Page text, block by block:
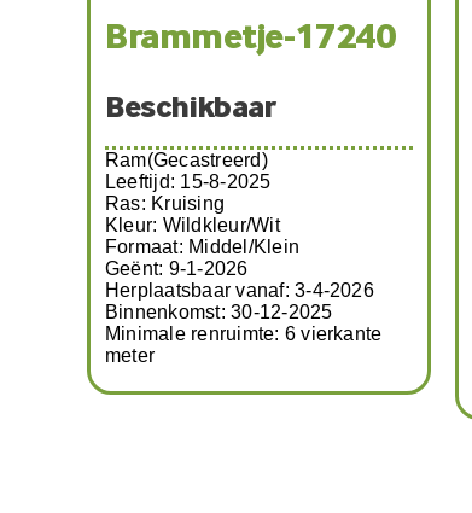
Toffee-17994
Beschikbaar
Ram(Gecastreerd)
Leeftijd: 2-3-2025
Ras: Kruising
Kleur: Bruin/Grijs
Formaat: Middel
Geënt: 26-2-2026
Herplaatsbaar vanaf: April 2026
Binnenkomst: 10-4-2026
Minimale renruimte: 6 vierkante
meter